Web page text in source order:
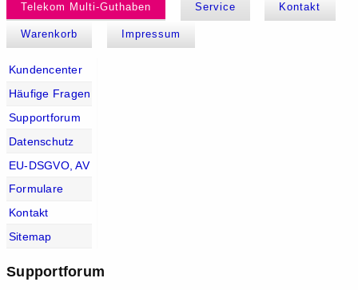
Telekom Multi-Guthaben Service Kontakt
Warenkorb Impressum
Kundencenter
Häufige Fragen
Supportforum
Datenschutz
EU-DSGVO, AV
Formulare
Kontakt
Sitemap
Supportforum